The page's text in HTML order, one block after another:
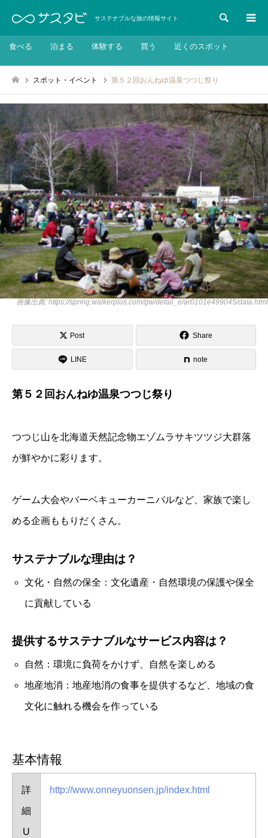
サステナブルな旅の情報サイト 検索
食べる 泊まる 体験する 買う 近くのスポット
スポット・イベント 第５２回おんねゆ温泉つつじ祭り
画像出典: https://spring.walkerplus.com/gw/detail_e/ar0101e499045/data.html
Post Share
LINE note
第５２回おんねゆ温泉つつじ祭り
つつじ山を北海道天然記念物エゾムラサキツツジ大群落
が鮮やかに彩ります。
ゲーム大会やバーベキューカーニバルなど、家族で楽し
める企画ももりだくさん。
サステナブルな理由は？
文化・自然の保全：文化遺産・自然環境の保護や保全
に貢献している
提供するサステナブルなサービス内容は？
自然：環境に負荷をかけず、自然を楽しめる
地産地消：地産地消の食事を提供するなど、地域の食
文化に触れる機会を作っている
基本情報
詳
細
U
http://www.onneyuonsen.jp/index.html